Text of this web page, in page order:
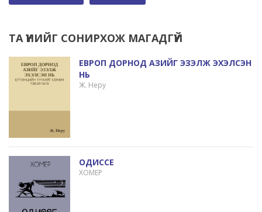
ТА ҮҮНИЙГ СОНИРХОЖ МАГАДГҮЙ
ЕВРОП ДОРНОД АЗИЙГ ЭЗЭЛЖ ЭХЭЛСЭН
НЬ
Ж. Неру
ОДИССЕ
ХОМЕР